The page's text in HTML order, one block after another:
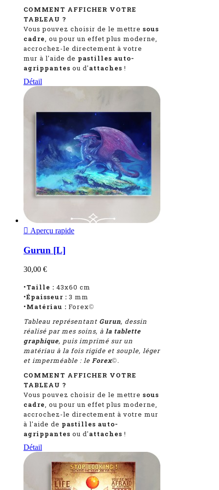
COMMENT AFFICHER VOTRE
TABLEAU ?
Vous pouvez choisir de le mettre sous
cadre, ou pour un effet plus moderne,
accrochez-le directement à votre
mur à l'aide de pastilles auto-
agrippantes ou d'attaches !
Détail
 Aperçu rapide
Gurun [L]
30,00 €
•Taille : 43x60 cm
•Épaisseur : 3 mm
•Matériau : Forex©
Tableau représentant Gurun, dessin
réalisé par mes soins, à la tablette
graphique, puis imprimé sur un
matériau à la fois rigide et souple, léger
et imperméable : le Forex©.
COMMENT AFFICHER VOTRE
TABLEAU ?
Vous pouvez choisir de le mettre sous
cadre, ou pour un effet plus moderne,
accrochez-le directement à votre mur
à l'aide de pastilles auto-
agrippantes ou d'attaches !
Détail